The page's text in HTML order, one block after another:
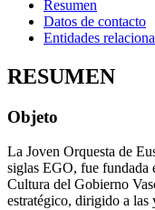
Resumen
Datos de contacto
Entidades
RESUMEN
Objeto
La Joven Orquesta de
siglas EGO, fue fundada
Cultura del Gobierno
estratégico, dirigido a las